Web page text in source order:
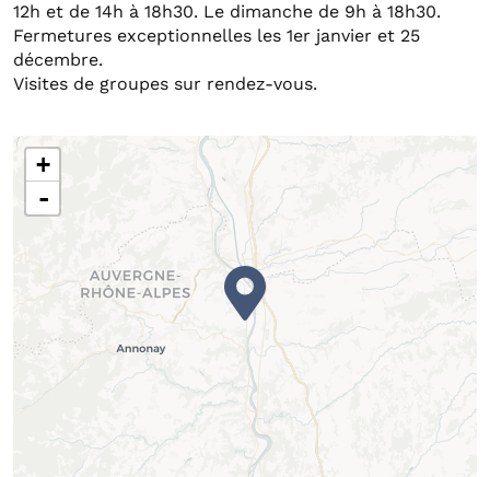
12h et de 14h à 18h30. Le dimanche de 9h à 18h30.
Fermetures exceptionnelles les 1er janvier et 25
décembre.
Visites de groupes sur rendez-vous.
+
-